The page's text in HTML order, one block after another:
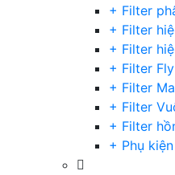
+ Filter
+ Filter
+ Filter
+ Filter
+ Filter
+ Filter
+ Filter
+ Phụ